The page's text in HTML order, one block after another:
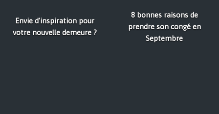
Envie d'inspiration pour
votre nouvelle demeure ?
8 bonnes raisons de
prendre son congé en
Septembre